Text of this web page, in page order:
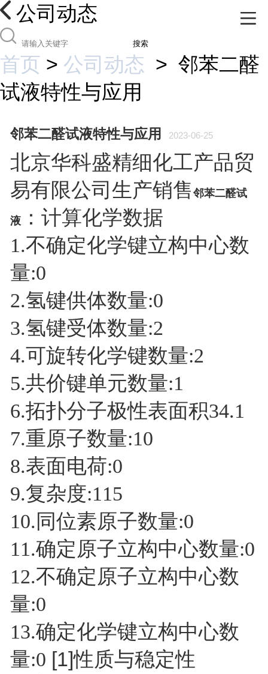
公司动态
搜索
首页 > 公司动态 > 邻苯二醛
试液特性与应用
邻苯二醛试液特性与应用 2023-06-25
北京华科盛精细化工产品贸
易有限公司生产销售 邻苯二醛试
液：计算化学数据
1.不确定化学键立构中心数
量:0
2.氢键供体数量:0
3.氢键受体数量:2
4.可旋转化学键数量:2
5.共价键单元数量:1
6.拓扑分子极性表面积34.1
7.重原子数量:10
8.表面电荷:0
9.复杂度:115
10.同位素原子数量:0
11.确定原子立构中心数量:0
12.不确定原子立构中心数
量:0
13.确定化学键立构中心数
量:0 [1]性质与稳定性